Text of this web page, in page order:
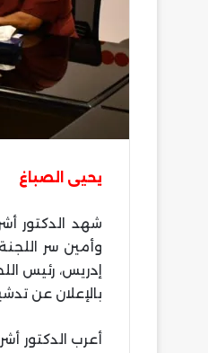
يحيى الصباغ
شهد الدكتور
وأمين سر
إدريس، رئيس
بالإعلان عن
أعرب الدكتور